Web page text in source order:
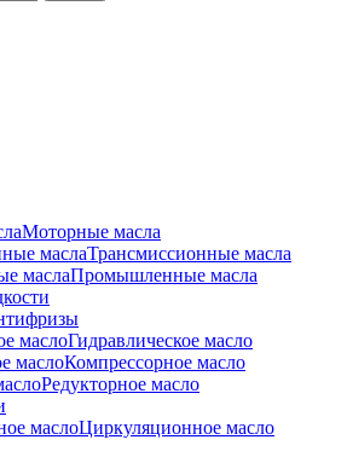
Моторные масла
Трансмиссионные масла
Промышленные масла
Гидравлическое масло
Компрессорное масло
Редукторное масло
Циркуляционное масло